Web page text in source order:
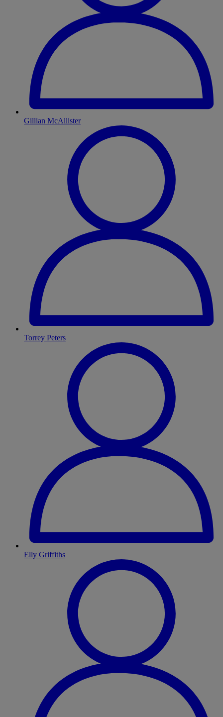
Gillian McAllister
Torrey Peters
Elly Griffiths